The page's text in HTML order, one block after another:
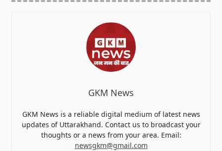
GKM News
GKM News is a reliable digital medium of latest news
updates of Uttarakhand. Contact us to broadcast your
thoughts or a news from your area. Email:
newsgkm@gmail.com